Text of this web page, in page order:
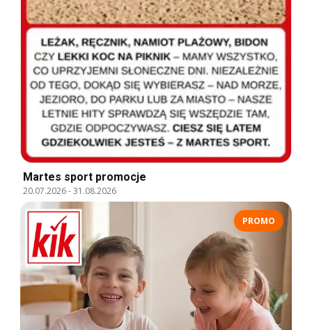
Martes sport promocje
20.07.2026-31.08.2026
PROMO